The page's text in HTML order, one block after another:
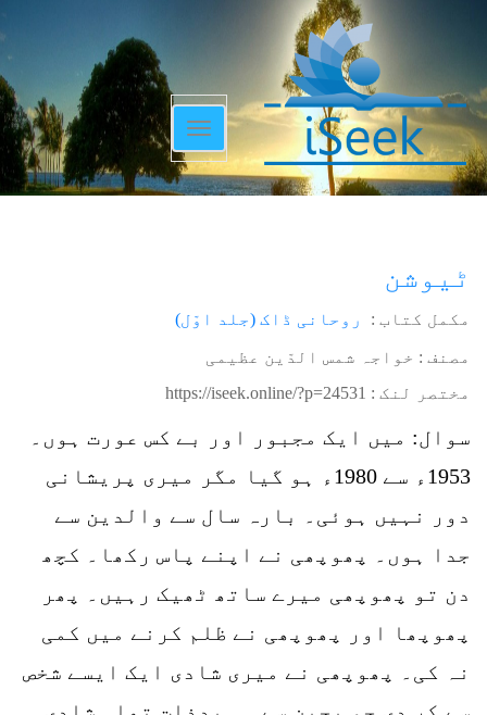
Toggle
navigation
ٹیوشن
مکمل کتاب : روحانی ڈاک (جلد اوّل)
مصنف : خواجہ شمس الدّین عظیمی
مختصر لنک : https://iseek.online/?p=24531
سوال: میں ایک مجبور اور بے کس عورت ہوں۔
1953ء سے 1980ء ہو گیا مگر میری پریشانی
دور نہیں ہوئی۔ بارہ سال سے والدین سے
جدا ہوں۔ پھوپھی نے اپنے پاس رکھا۔ کچھ
دن تو پھوپھی میرے ساتھ ٹھیک رہیں۔ پھر
پھوپھا اور پھوپھی نے ظلم کرنے میں کمی
نہ کی۔ پھوپھی نے میری شادی ایک ایسے شخص
سے کر دی جو بچپن سے ہی بدذات تھا۔ شادی